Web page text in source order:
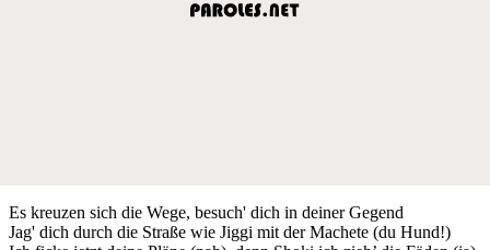
Es kreuzen sich die Wege, besuch' dich in deiner Gegend
Jag' dich durch die Straße wie Jiggi mit der Machete (du Hund!)